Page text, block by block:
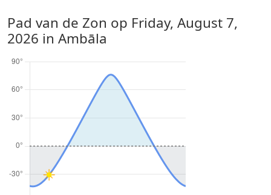
Pad van de Zon op Friday, August 7,
2026 in Ambāla